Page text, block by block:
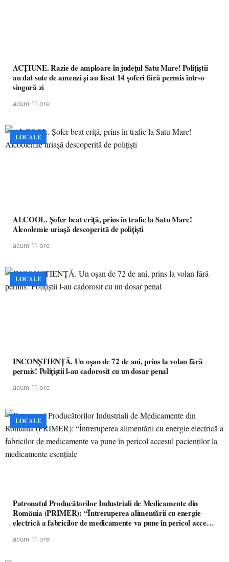
ACȚIUNE. Razie de amploare în județul Satu Mare! Polițiștii
au dat sute de amenzi și au lăsat 14 șoferi fără permis într-o
singură zi
acum 11 ore
LOCALE
ALCOOL. Șofer beat criță, prins în trafic la Satu Mare!
Alcoolemie uriașă descoperită de polițiști
acum 11 ore
LOCALE
INCONȘTIENȚĂ. Un oșan de 72 de ani, prins la volan fără
permis! Polițiștii l-au cadorosit cu un dosar penal
acum 11 ore
LOCALE
Patronatul Producătorilor Industriali de Medicamente din
România (PRIMER): “Întreruperea alimentării cu energie
electrică a fabricilor de medicamente va pune în pericol accesul
acum 11 ore